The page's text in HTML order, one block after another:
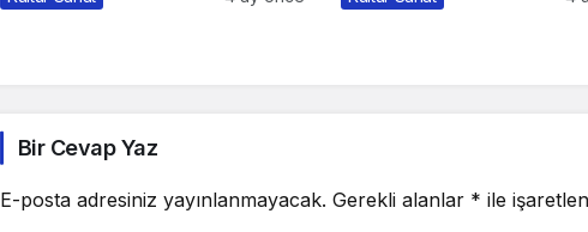
Bir Cevap Yaz
E-posta adresiniz yayınlanmayacak. Gerekli alanlar * ile